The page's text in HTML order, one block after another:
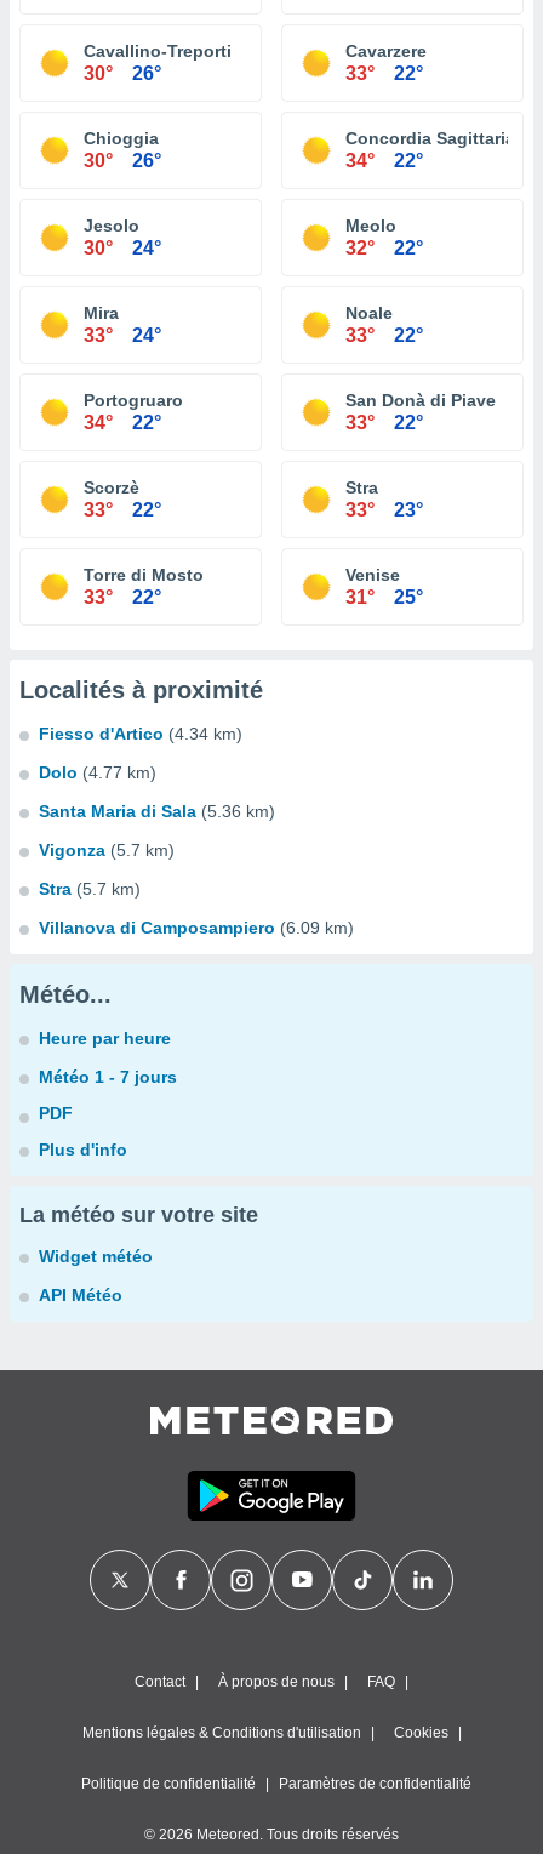
Cavallino-Treporti
30° 26°
Cavarzere
33° 22°
Chioggia
30° 26°
Concordia Sagittaria
34° 22°
Jesolo
30° 24°
Meolo
32° 22°
Mira
33° 24°
Noale
33° 22°
Portogruaro
34° 22°
San Donà di Piave
33° 22°
Scorzè
33° 22°
Stra
33° 23°
Torre di Mosto
33° 22°
Venise
31° 25°
Localités à proximité
Fiesso d'Artico (4.34 km)
Dolo (4.77 km)
Santa Maria di Sala (5.36 km)
Vigonza (5.7 km)
Stra (5.7 km)
Villanova di Camposampiero (6.09 km)
Météo...
Heure par heure
Météo 1 - 7 jours
PDF
Plus d'info
La météo sur votre site
Widget météo
API Météo
Contact À propos de nous FAQ
Mentions légales & Conditions d'utilisation Cookies
Politique de confidentialité Paramètres de confidentialité
© 2026 Meteored. Tous droits réservés